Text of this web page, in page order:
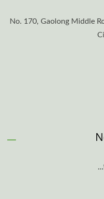
No. 170, Gaolong Middle